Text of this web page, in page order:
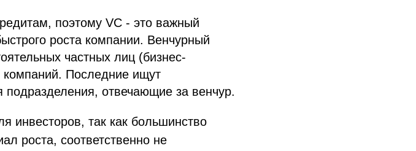
поэтому VC - это важный
роста компании. Венчурный
частных лиц (бизнес-
компаний. Последние ищут
отвечающие за венчур.
инвесторов, так как большинство
роста, соответственно не